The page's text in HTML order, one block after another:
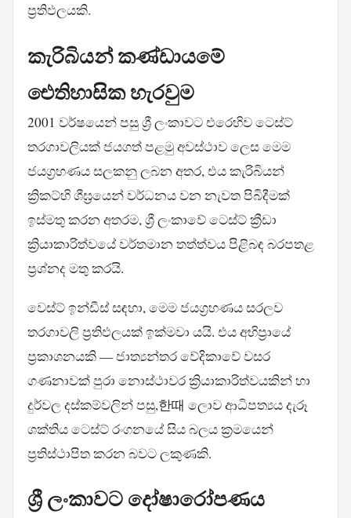
ප්‍රතිඵලයකි.
කැරිබියන් කණ්ඩායමේ
ඓතිහාසික හැරවුම
2001 වර්ෂයෙන් පසු ශ්‍රී ලංකාවට එරෙහිව ටෙස්ට්
තරගාවලියක් ජයගත් පළමු අවස්ථාව ලෙස මෙම
ජයග්‍රහණය සලකනු ලබන අතර, එය කැරිබියන්
ක්‍රිකට්හි ශීඝ්‍රයෙන් වර්ධනය වන නැවත පිබිදීමක්
ඉස්මතු කරන අතරම, ශ්‍රී ලංකාවේ ටෙස්ට් ක්‍රීඩා
ක්‍රියාකාරිත්වයේ වර්තමාන තත්ත්වය පිළිබඳ බරපතළ
ප්‍රශ්නද මතු කරයි.
වෙස්ට් ඉන්ඩීස් සඳහා, මෙම ජයග්‍රහණය සරලව
තරගාවලි ප්‍රතිඵලයක් ඉක්මවා යයි. එය අභිප්‍රායේ
ප්‍රකාශනයකි — ජාත්‍යන්තර වේදිකාවේ වසර
ගණනාවක් පුරා නොස්ථාවර ක්‍රියාකාරිත්වයකින් හා
දුර්වල දස්කම්වලින් පසු,한때 ලොව ආධිපත්‍යය දැරූ
ශක්තිය ටෙස්ට් රංගනයේ සිය බලය ක්‍රමයෙන්
ප්‍රතිස්ථාපිත කරන බවට ලකුණකි.
ශ්‍රී ලංකාවට දෝෂාරෝපණය